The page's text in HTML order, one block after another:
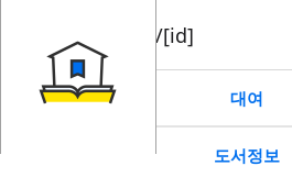
book/rent/[id]
대여
도서정보